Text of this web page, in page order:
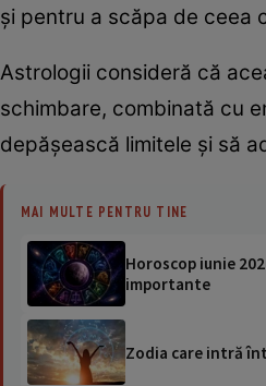
și pentru a scăpa de ceea
Astrologii consideră că
schimbare, combinată cu
depășească limitele și să
MAI MULTE PENTRU TINE
Horoscop iunie
importante
Zodia care intră